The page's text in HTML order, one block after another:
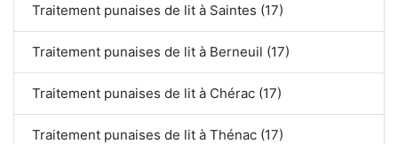
Traitement punaises de lit à Saintes (17)
Traitement punaises de lit à Berneuil (17)
Traitement punaises de lit à Chérac (17)
Traitement punaises de lit à Thénac (17)